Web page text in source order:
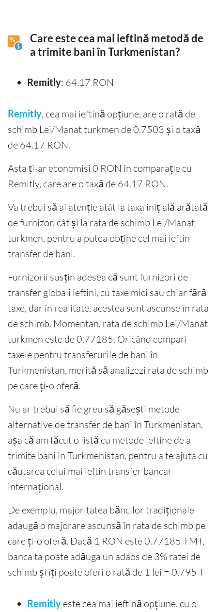
Care este cea mai ieftină metodă de
a trimite bani în Turkmenistan?
Remitly: 64.17 RON
Remitly, cea mai ieftină opțiune, are o rată de
schimb Lei/Manat turkmen de 0.7503 și o taxă
de 64.17 RON.
Asta ți-ar economisi 0 RON în comparație cu
Remitly, care are o taxă de 64.17 RON.
Va trebui să ai atenție atât la taxa inițială arătată
de furnizor, cât și la rata de schimb Lei/Manat
turkmen, pentru a putea obține cel mai ieftin
transfer de bani.
Furnizorii susțin adesea că sunt furnizori de
transfer globali ieftini, cu taxe mici sau chiar fără
taxe, dar în realitate, acestea sunt ascunse în rata
de schimb. Momentan, rata de schimb Lei/Manat
turkmen este de 0.77185. Oricând compari
taxele pentru transferurile de bani în
Turkmenistan, merită să analizezi rata de schimb
pe care ți-o oferă.
Nu ar trebui să fie greu să găsești metode
alternative de transfer de bani în Turkmenistan,
așa că am făcut o listă cu metode ieftine de a
trimite bani în Turkmenistan, pentru a te ajuta cu
căutarea celui mai ieftin transfer bancar
internațional.
De exemplu, majoritatea băncilor tradiționale
adaugă o majorare ascunsă în rata de schimb pe
care ți-o oferă. Dacă 1 RON este 0.77185 TMT,
banca ta poate adăuga un adaos de 3% ratei de
schimb și îți poate oferi o rată de 1 lei = 0.795 T
Remitly este cea mai ieftină opțiune, cu o